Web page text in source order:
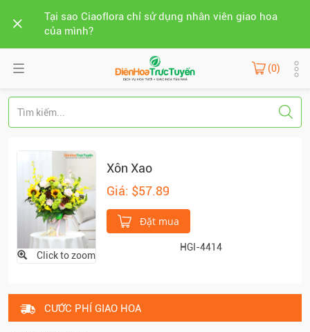
Tại sao Ciaoflora chỉ sử dụng nhân viên giao hoa
của mình?
(0)
Click to zoom
Xôn Xao
Giá: $57.89
Đặt mua
HGI-4414
CƯỚC PHÍ GIAO HOA